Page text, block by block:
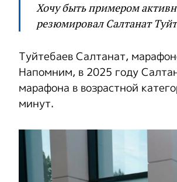
Хочу быть примером
резюмировал Салтанат
Туйтебаев Салтанат,
Напомним, в 2025 году
марафона в возрастной
минут.